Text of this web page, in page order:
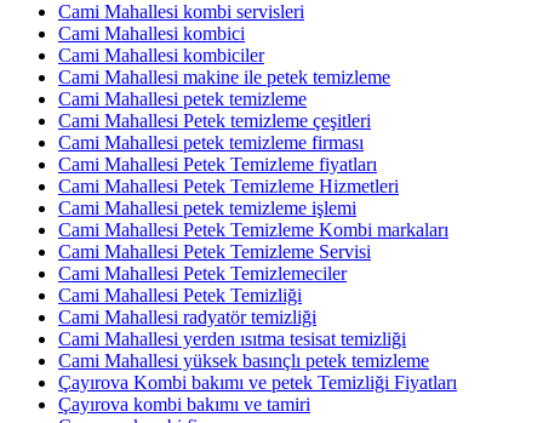
Cami Mahallesi kombi servisleri
Cami Mahallesi kombici
Cami Mahallesi kombiciler
Cami Mahallesi makine ile petek temizleme
Cami Mahallesi petek temizleme
Cami Mahallesi Petek temizleme çeşitleri
Cami Mahallesi petek temizleme firması
Cami Mahallesi Petek Temizleme fiyatları
Cami Mahallesi Petek Temizleme Hizmetleri
Cami Mahallesi petek temizleme işlemi
Cami Mahallesi Petek Temizleme Kombi markaları
Cami Mahallesi Petek Temizleme Servisi
Cami Mahallesi Petek Temizlemeciler
Cami Mahallesi Petek Temizliği
Cami Mahallesi radyatör temizliği
Cami Mahallesi yerden ısıtma tesisat temizliği
Cami Mahallesi yüksek basınçlı petek temizleme
Çayırova Kombi bakımı ve petek Temizliği Fiyatları
Çayırova kombi bakımı ve tamiri